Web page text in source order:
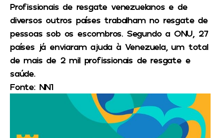
Profissionais de resgate venezuelanos e de
diversos outros países trabalham no resgate de
pessoas sob os escombros. Segundo a ONU, 27
países já enviaram ajuda à Venezuela, um total
de mais de 2 mil profissionais de resgate e
saúde.
Fonte: NN1